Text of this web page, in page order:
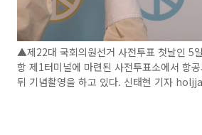
▲제22대 국회의원선거 사전투표 첫날인 5
항 제1터미널에 마련된 사전투표소에서 항
뒤 기념촬영을 하고 있다. 신태현 기자